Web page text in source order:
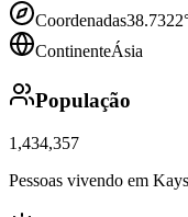
Coordenadas38.7322
ContinenteÁsia
População
1,434,357
Pessoas vivendo em